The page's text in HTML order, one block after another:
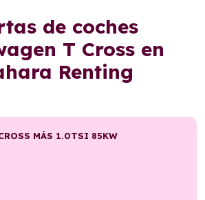
de coches
T Cross en
Renting
MÁS 1.0TSI 85KW